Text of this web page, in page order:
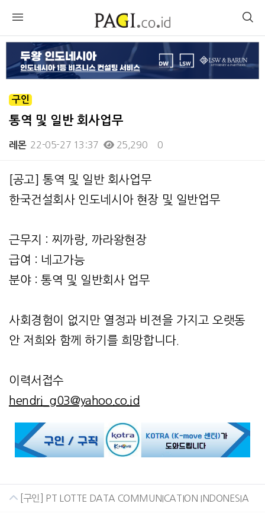
구인
통역 및 일반 회사업무
레몬 22-05-27 13:37 25,290 0
본문
[공고] 통역 및 일반 회사업무
한국건설회사 인도네시아 현장 및 일반업무
근무지 : 찌까랑, 까라왕현장
급여 : 네고가능
분야 : 통역 및 일반회사 업무
사회경험이 없지만 열정과 비젼을 가지고 오랫동
안 저희와 함께 하기를 희망합니다.
이력서접수
hendri_g03@yahoo.co.id
[구인] PT LOTTE DATA COMMUNICATION INDONESIA